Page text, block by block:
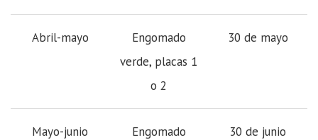
Abril-mayo
Engomado
verde, placas 1
o 2
30 de mayo
Mayo-junio
Engomado
30 de junio